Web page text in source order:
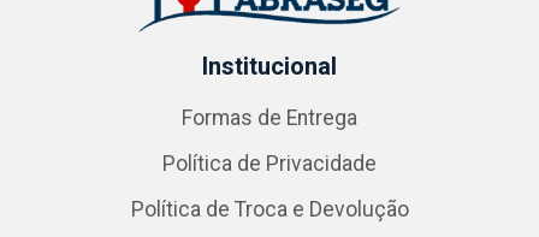
Institucional
Formas de Entrega
Política de Privacidade
Política de Troca e Devolução